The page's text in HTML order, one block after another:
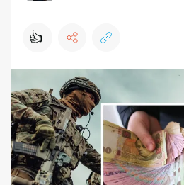
👍